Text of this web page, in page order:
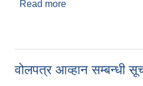
Read more
वोलपत्र आव्हान सम्बन्धी